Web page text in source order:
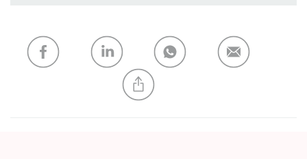
My list ADD
CREATE A NEW LIST